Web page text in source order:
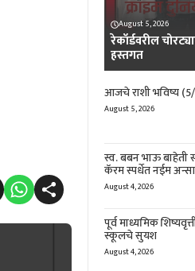
August 5, 2026
रेकॉर्डवरील
हस्तगत
आजचे राशी भविष्य
August 5, 2026
स्व. बबन भाऊ बाहेती
कॅरम स्पर्धेत नईम
August 4, 2026
पूर्व माध्यमिक
स्कूलचे सुयश
August 4, 2026